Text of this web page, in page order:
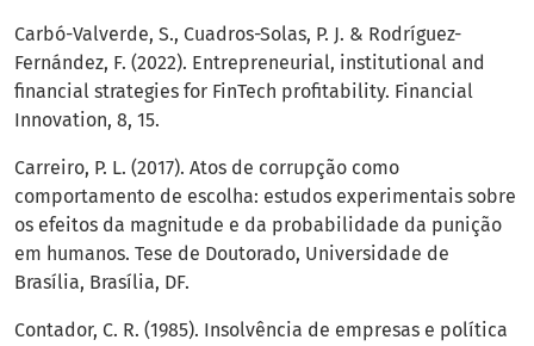
Carbó-Valverde, S., Cuadros-Solas, P. J. & Rodríguez-
Fernández, F. (2022). Entrepreneurial, institutional and
financial strategies for FinTech profitability. Financial
Innovation, 8, 15.
Carreiro, P. L. (2017). Atos de corrupção como
comportamento de escolha: estudos experimentais sobre
os efeitos da magnitude e da probabilidade da punição
em humanos. Tese de Doutorado, Universidade de
Brasília, Brasília, DF.
Contador, C. R. (1985). Insolvência de empresas e política